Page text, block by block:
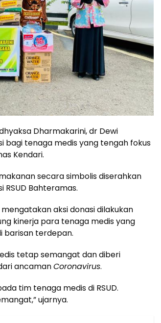
Dharmakarini, dr Dewi
tenaga medis yang tengah fokus
Kendari.
secara simbolis diserahkan
RSUD Bahteramas.
aksi donasi dilakukan
kinerja para tenaga medis yang
barisan terdepan.
tetap semangat dan diberi
ancamanCoronavirus.
tim tenaga medis di RSUD.
ujarnya.